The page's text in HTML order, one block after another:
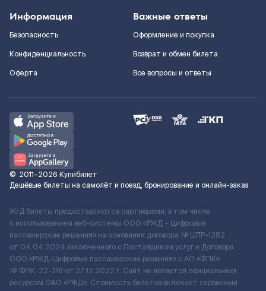
Информация
Безопасность
Конфиденциальность
Оферта
Важные ответы
Оформление и покупка
Возврат и обмен билета
Все вопросы и ответы
© 2011–2026 Купибилет
Дешёвые билеты на самолёт и поезд, бронирование и онлайн-заказ
Ж/Д билеты предоставляются партнёрами, в том числе
с использованием веб-системы ООО «РЖД – Цифровые
пассажирские решения» на основании договора № ЦПР-1282
от 04.04.2024 заключенного с Поставщиком услуг и Договора
ООО «РЖД-Цифровые пассажирские решения» c АО «ФПК»
№ ФПК-22-316 от 27.12.2022 г. Сайт не является официальным
ресурсом ОАО «РЖД». Стоимость билетов включает сервисный